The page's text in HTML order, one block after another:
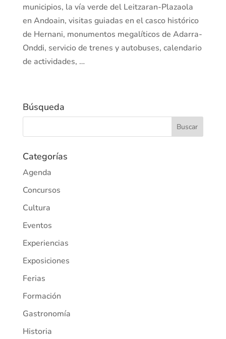
municipios, la vía verde del Leitzaran-Plazaola
en Andoain, visitas guiadas en el casco histórico
de Hernani, monumentos megalíticos de Adarra-
Onddi, servicio de trenes y autobuses, calendario
de actividades, …
Búsqueda
Categorías
Agenda
Concursos
Cultura
Eventos
Experiencias
Exposiciones
Ferias
Formación
Gastronomía
Historia